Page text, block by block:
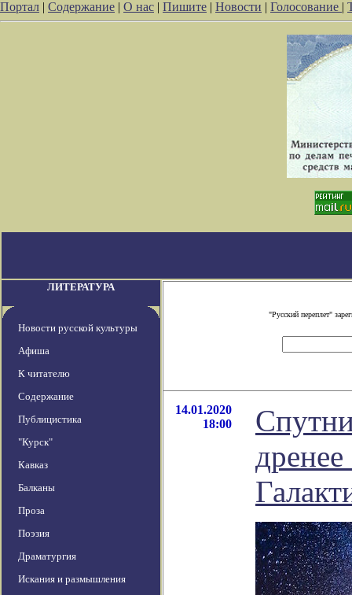
Портал | Содержание | О нас | Пишите | Новости | Голосование |
ЛИТЕРАТУРА
Новости русской культуры
Афиша
К читателю
Содержание
Публицистика
"Курск"
Кавказ
Балканы
Проза
Поэзия
Драматургия
Искания и размышления
"Русский переплет"
14.01.2020
18:00